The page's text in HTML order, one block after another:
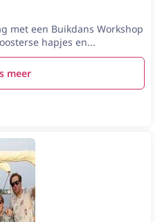
met een Buikdans Workshop
hapjes en...
meer